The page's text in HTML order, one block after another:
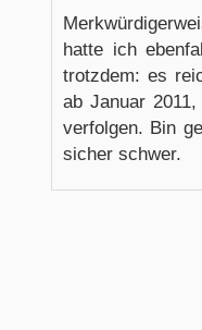
hatte ich
trotzdem: es
ab Januar
verfolgen. Bin
sicher schwer.